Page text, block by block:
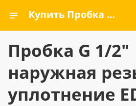
Купить Пробка G 1/2" наружная резьба, уплотнение ED — ООО «ГИДРАМАКС»
Пробка G 1/2"
наружная
уплотнение